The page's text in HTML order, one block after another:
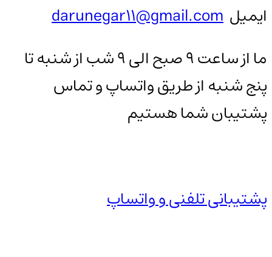
ایمیل darunegar11@gmail.com
ما از ساعت 9 صبح الی 9 شب از شنبه تا
پنج شنبه از طریق واتساپ و تماس
پشتیبان شما هستیم
پشتیبانی تلفنی و واتساپ